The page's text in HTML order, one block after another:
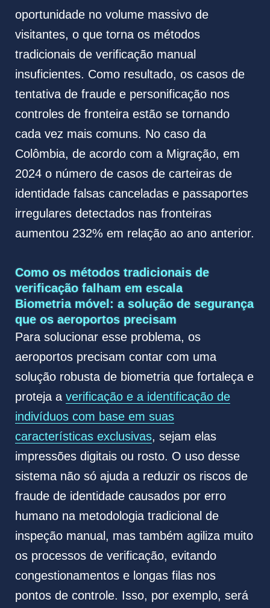
oportunidade no volume massivo de
visitantes, o que torna os métodos
tradicionais de verificação manual
insuficientes. Como resultado, os casos de
tentativa de fraude e personificação nos
controles de fronteira estão se tornando
cada vez mais comuns. No caso da
Colômbia, de acordo com a Migração, em
2024 o número de casos de carteiras de
identidade falsas canceladas e passaportes
irregulares detectados nas fronteiras
aumentou 232% em relação ao ano anterior.
Como os métodos tradicionais de
verificação falham em escala
Biometria móvel: a solução de segurança
que os aeroportos precisam
Para solucionar esse problema, os
aeroportos precisam contar com uma
solução robusta de biometria que fortaleça e
proteja a verificação e a identificação de
indivíduos com base em suas
características exclusivas, sejam elas
impressões digitais ou rosto. O uso desse
sistema não só ajuda a reduzir os riscos de
fraude de identidade causados por erro
humano na metodologia tradicional de
inspeção manual, mas também agiliza muito
os processos de verificação, evitando
congestionamentos e longas filas nos
pontos de controle. Isso, por exemplo, será